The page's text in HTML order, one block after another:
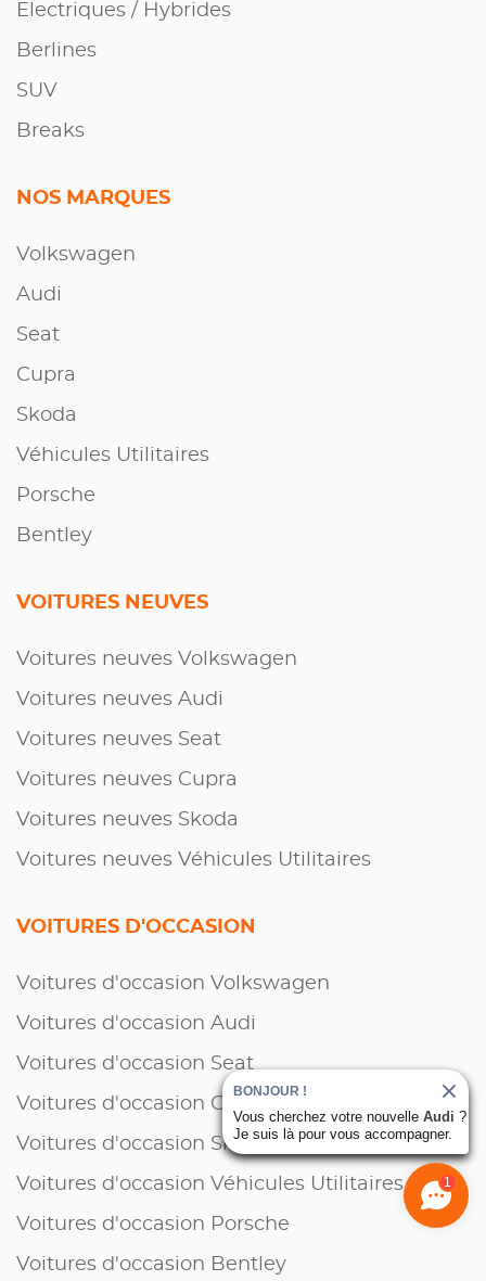
Electriques / Hybrides
Berlines
SUV
Breaks
NOS MARQUES
Volkswagen
Audi
Seat
Cupra
Skoda
Véhicules Utilitaires
Porsche
Bentley
VOITURES NEUVES
Voitures neuves Volkswagen
Voitures neuves Audi
Voitures neuves Seat
Voitures neuves Cupra
Voitures neuves Skoda
Voitures neuves Véhicules Utilitaires
VOITURES D'OCCASION
Voitures d'occasion Volkswagen
Voitures d'occasion Audi
Voitures d'occasion Seat
Voitures d'occasion Cupra
Voitures d'occasion Skoda
Voitures d'occasion Véhicules Utilitaires
Voitures d'occasion Porsche
Voitures d'occasion Bentley
1
BONJOUR !
Vous cherchez votre nouvelle Audi ?
Je suis là pour vous accompagner.